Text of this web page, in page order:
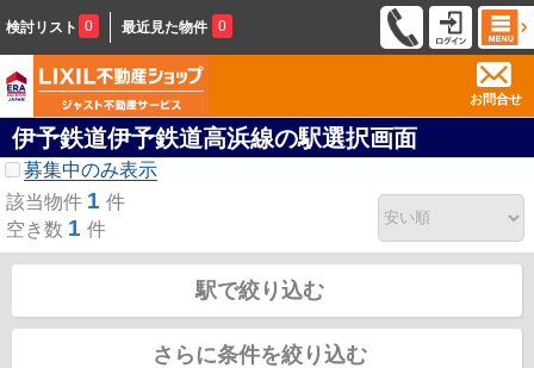
検討リスト 0 最近見た物件 0
お問合せ
伊予鉄道伊予鉄道高浜線の駅選択画面
募集中のみ表示
該当物件 1 件
空き数 1 件
駅で絞り込む
さらに条件を絞り込む